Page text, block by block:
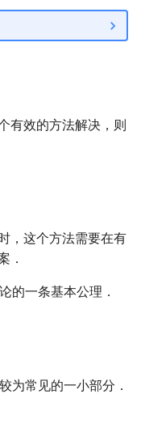
有效的方法解决，则
，这个方法需要在有
．
的一条基本公理．
为常见的一小部分．